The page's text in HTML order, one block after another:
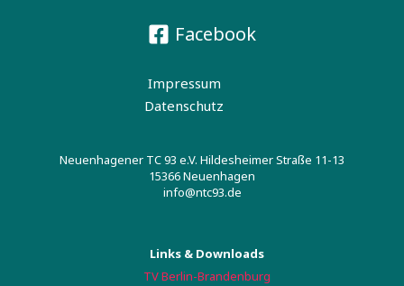
Facebook
Impressum
Datenschutz
Neuenhagener TC 93 e.V. Hildesheimer Straße 11-13
15366 Neuenhagen
info@ntc93.de
Links & Downloads
TV Berlin-Brandenburg